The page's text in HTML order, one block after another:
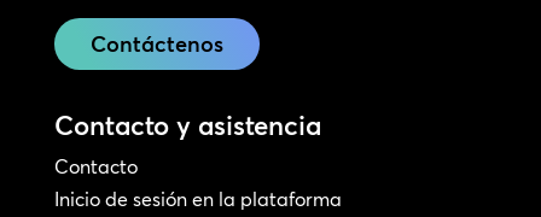
Contáctenos
Contacto y asistencia
Contacto
Inicio de sesión en la plataforma